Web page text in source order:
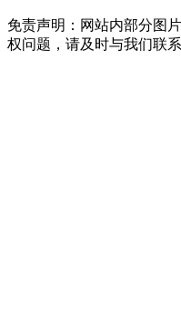
免责声明：网站内部分图
权问题，请及时与我们联